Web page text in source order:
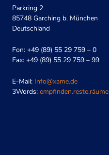
Parkring 2
85748 Garching b. München
Deutschland
Fon: +49 (89) 55 29 759 – 0
Fax: +49 (89) 55 29 759 – 99
E-Mail: Info@xame.de
3Words: empfinden.reste.räume